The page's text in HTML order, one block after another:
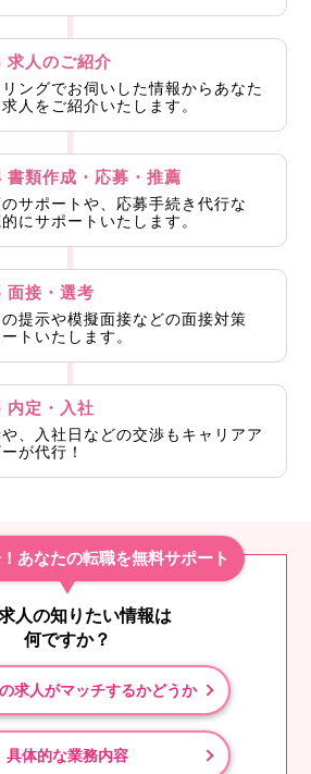
求人のご紹介
ングでお伺いした情報からあなた
人をご紹介いたします。
書類作成・応募・推薦
サポートや、応募手続き代行な
にサポートいたします。
面接・選考
提示や模擬面接などの面接対策
トいたします。
内定・入社
、入社日などの交渉もキャリアア
が代行！
あなたの転職を無料サポート
人の知りたい情報は
何ですか？
求人がマッチするかどうか
具体的な業務内容